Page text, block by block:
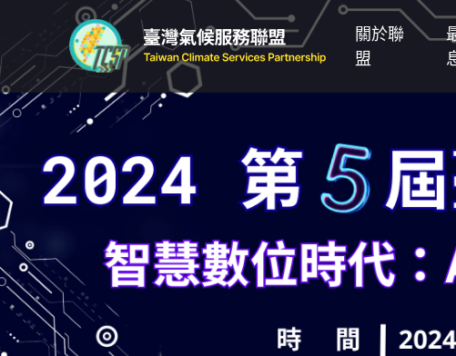
關於聯
盟